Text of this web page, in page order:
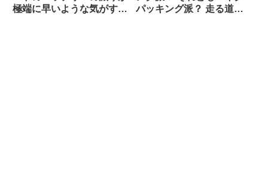
極端に早いような気がする
パッキング派？ 走る道の